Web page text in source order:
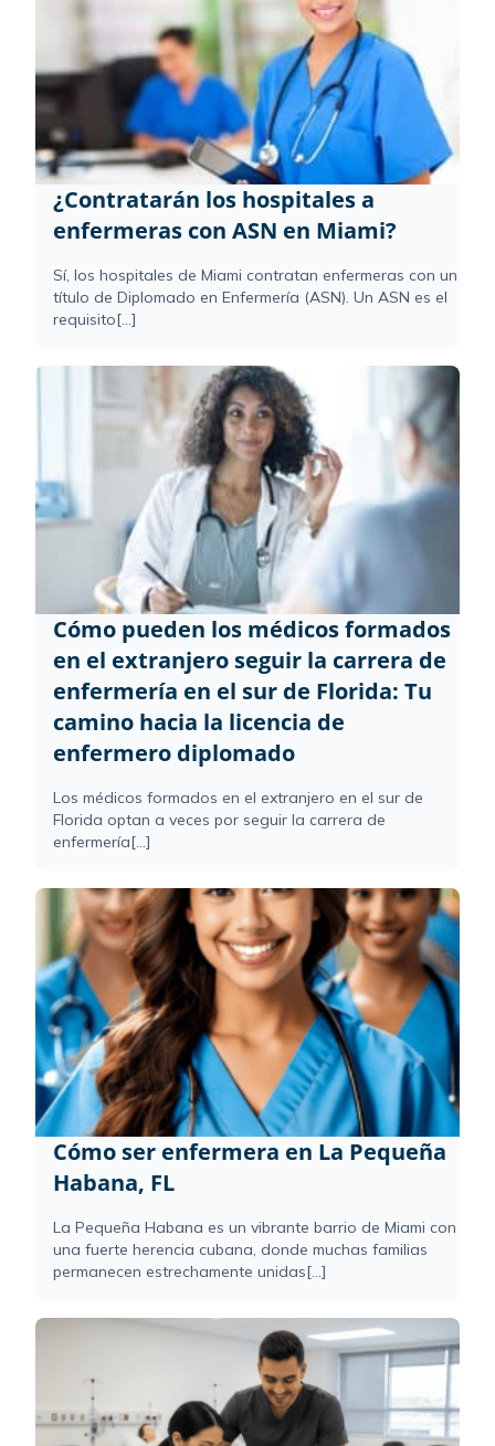
¿Contratarán los hospitales a
enfermeras con ASN en Miami?
Sí, los hospitales de Miami contratan enfermeras con un
título de Diplomado en Enfermería (ASN). Un ASN es el
requisito[...]
Cómo pueden los médicos formados
en el extranjero seguir la carrera de
enfermería en el sur de Florida: Tu
camino hacia la licencia de
enfermero diplomado
Los médicos formados en el extranjero en el sur de
Florida optan a veces por seguir la carrera de
enfermería[...]
Cómo ser enfermera en La Pequeña
Habana, FL
La Pequeña Habana es un vibrante barrio de Miami con
una fuerte herencia cubana, donde muchas familias
permanecen estrechamente unidas[...]